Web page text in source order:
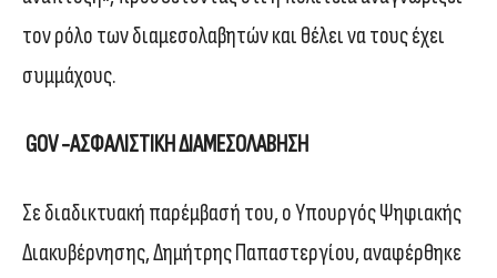
τον ρόλο των διαμεσολαβητών και θέλει να τους έχει
συμμάχους.
GOV -ΑΣΦΑΛΙΣΤΙΚΗ ΔΙΑΜΕΣΟΛΑΒΗΣΗ
Σε διαδικτυακή παρέμβασή του, ο Υπουργός Ψηφιακής
Διακυβέρνησης, Δημήτρης Παπαστεργίου, αναφέρθηκε